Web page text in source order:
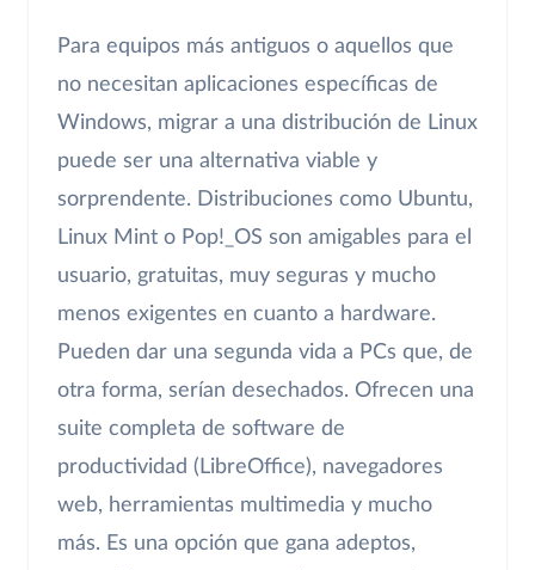
Para equipos más antiguos o aquellos que
no necesitan aplicaciones específicas de
Windows, migrar a una distribución de Linux
puede ser una alternativa viable y
sorprendente. Distribuciones como Ubuntu,
Linux Mint o Pop!_OS son amigables para el
usuario, gratuitas, muy seguras y mucho
menos exigentes en cuanto a hardware.
Pueden dar una segunda vida a PCs que, de
otra forma, serían desechados. Ofrecen una
suite completa de software de
productividad (LibreOffice), navegadores
web, herramientas multimedia y mucho
más. Es una opción que gana adeptos,